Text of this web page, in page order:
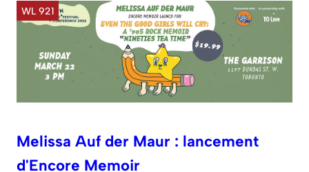
WL 921
Melissa Auf der Maur : lancement
d'Encore Memoir